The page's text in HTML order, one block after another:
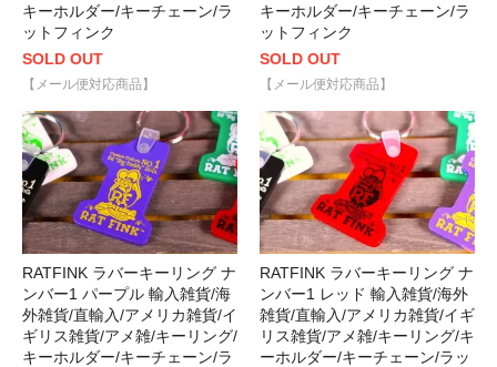
キーホルダー/キーチェーン/ラ
ットフィンク
SOLD OUT
【メール便対応商品】
キーホルダー/キーチェーン/ラ
ットフィンク
SOLD OUT
【メール便対応商品】
RATFINK ラバーキーリング ナ
ンバー1 パープル 輸入雑貨/海
外雑貨/直輸入/アメリカ雑貨/イ
ギリス雑貨/アメ雑/キーリング/
キーホルダー/キーチェーン/ラ
RATFINK ラバーキーリング ナ
ンバー1 レッド 輸入雑貨/海外
雑貨/直輸入/アメリカ雑貨/イギ
リス雑貨/アメ雑/キーリング/キ
ーホルダー/キーチェーン/ラッ